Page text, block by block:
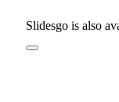
Slidesgo is also